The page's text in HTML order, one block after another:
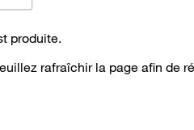
produite.
rafraîchir la page afin de